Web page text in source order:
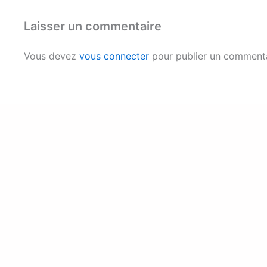
Laisser un commentaire
Vous devez vous connecter pour publier un